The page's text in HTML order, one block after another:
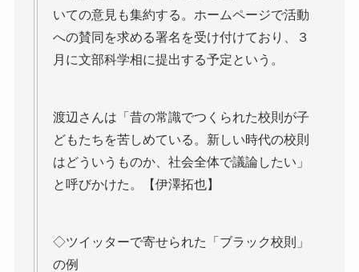
いての意見も集約する。ホームページで活動
への賛同を求める署名を受け付けており、３
月に文部科学相に提出する予定という。
渡辺さんは「昔の常識でつくられた校則が子
どもたちを苦しめている。新しい時代の校則
はどういうものか、社会全体で議論したい」
と呼びかけた。【伊澤拓也】
◇ツイッターで寄せられた「ブラック校則」
の例